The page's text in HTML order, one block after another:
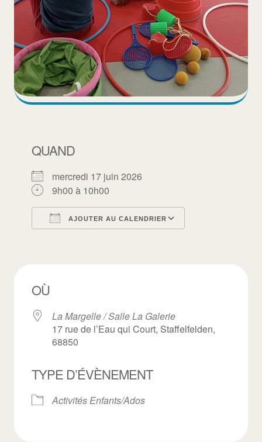
QUAND
mercredi 17 juin 2026
9h00 à 10h00
AJOUTER AU CALENDRIER
OÙ
La Margelle / Salle La Galerie
17 rue de l’Eau qui Court, Staffelfelden,
68850
TYPE D’ÉVÈNEMENT
Activités Enfants/Ados